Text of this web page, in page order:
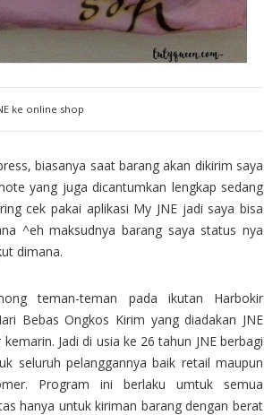
ke online shop
biasanya saat barang akan dikirim saya
yang juga dicantumkan lengkap sedang
cek pakai aplikasi My JNE jadi saya bisa
^eh maksudnya barang saya status nya
dimana.
teman-teman pada ikutan Harbokir
Bebas Ongkos Kirim yang diadakan JNE
Jadi di usia ke 26 tahun JNE berbagi
seluruh pelanggannya baik retail maupun
Program ini berlaku umtuk semua
hanya untuk kiriman barang dengan berat